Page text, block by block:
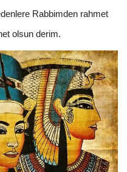
Rabbimden rahmet
olsun derim.